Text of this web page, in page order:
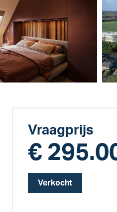
Vraagprijs
€
Verkocht